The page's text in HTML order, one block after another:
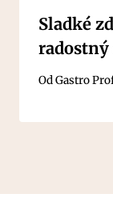
Sladké
radostný
OdGastro